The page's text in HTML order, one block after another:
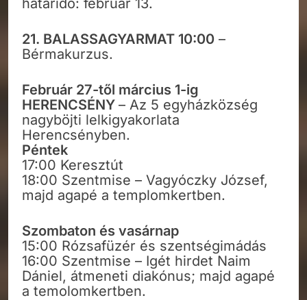
21. BALASSAGYARMAT 10:00 –
Bérmakurzus.
Február 27-től március 1-ig
HERENCSÉNY – Az 5 egyházközség
nagyböjti lelkigyakorlata
Herencsényben.
Péntek
17:00 Keresztút
18:00 Szentmise – Vagyóczky József,
majd agapé a templomkertben.
Szombaton és vasárnap
15:00 Rózsafüzér és szentségimádás
16:00 Szentmise – Igét hirdet Naim
Dániel, átmeneti diakónus; majd agapé
a temolomkertben.